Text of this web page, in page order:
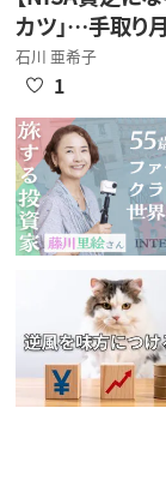
カツ」…手取り
石川 亜希子
1